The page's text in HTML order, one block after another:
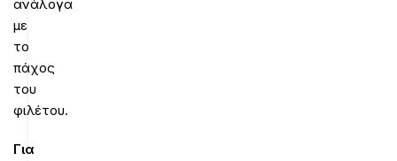
ανάλογα
με
το
πάχος
του
φιλέτου.
Για